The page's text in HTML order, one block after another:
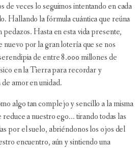
de veces lo seguimos intentando en cada
Hallando la fórmula cuántica que reúna
Hasta en esta vida presente,
por la gran lotería que se nos
de entre 8.000 millones de
en la Tierra para recordar y
amor en unidad.
algo tan complejo y sencillo a la misma
a nuestro ego... tirando todas las
por el suelo, abriéndonos los ojos del
encuentro, aún y sintiendo una